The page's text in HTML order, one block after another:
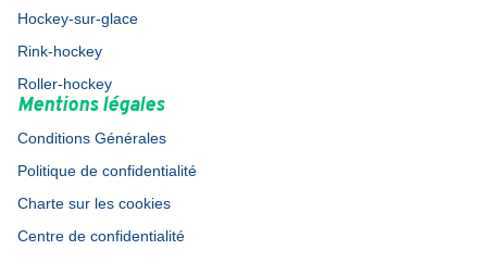
Hockey-sur-glace
Rink-hockey
Roller-hockey
Mentions légales
Conditions Générales
Politique de confidentialité
Charte sur les cookies
Centre de confidentialité